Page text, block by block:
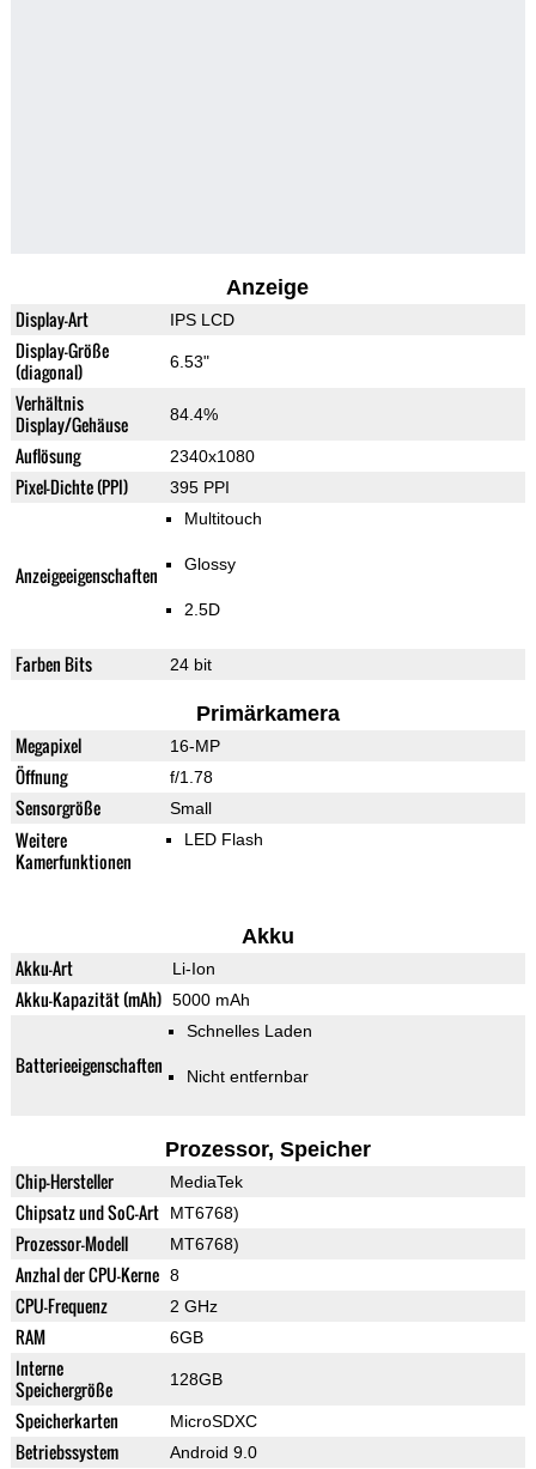
Anzeige
Display-Art IPS LCD
Display-Größe
(diagonal)
6.53"
Verhältnis
Display/Gehäuse
84.4%
Auflösung 2340x1080
Pixel-Dichte (PPI) 395 PPI
Anzeigeeigenschaften
Multitouch
Glossy
2.5D
Farben Bits 24 bit
Primärkamera
Megapixel 16-MP
Öffnung f/1.78
Sensorgröße Small
Weitere
Kamerfunktionen
LED Flash
Akku
Akku-Art Li-Ion
Akku-Kapazität (mAh) 5000 mAh
Batterieeigenschaften
Schnelles Laden
Nicht entfernbar
Prozessor, Speicher
Chip-Hersteller MediaTek
Chipsatz und SoC-Art MT6768)
Prozessor-Modell MT6768)
Anzhal der CPU-Kerne 8
CPU-Frequenz 2 GHz
RAM 6GB
Interne
Speichergröße
128GB
Speicherkarten MicroSDXC
Betriebssystem Android 9.0